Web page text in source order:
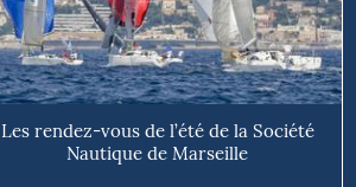
Les rendez-vous de l’été de la Société
Nautique de Marseille